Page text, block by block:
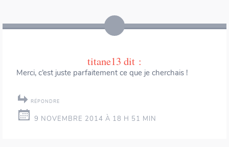
titane13 dit :
Merci, c’est juste parfaitement ce que je cherchais !
RÉPONDRE
9 NOVEMBRE 2014 À 18 H 51 MIN